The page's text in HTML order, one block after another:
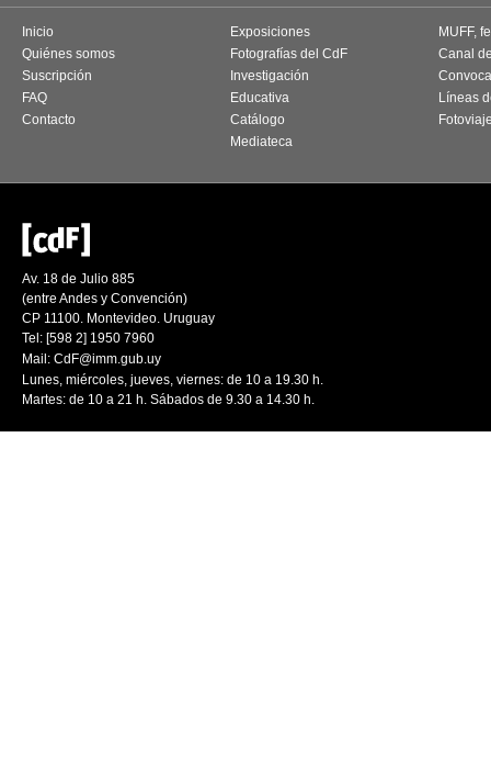
Inicio
Quiénes somos
Suscripción
FAQ
Contacto
Exposiciones
Fotografías del CdF
Investigación
Educativa
Catálogo
Mediateca
MUFF,
Canal
Líneas
Av. 18 de Julio 885
(entre Andes y Convención)
CP 11100. Montevideo. Uruguay
Tel: [598 2] 1950 7960
Mail: CdF@imm.gub.uy
Lunes, miércoles, jueves, viernes: de 10 a 19.30 h.
Martes: de 10 a 21 h. Sábados de 9.30 a 14.30 h.